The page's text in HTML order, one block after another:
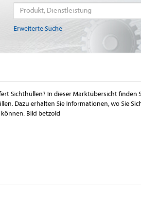
Erweiterte Suche
Sichthüllen? In dieser Marktübersicht finden
Dazu erhalten Sie Informationen, wo Sie
Bild betzold